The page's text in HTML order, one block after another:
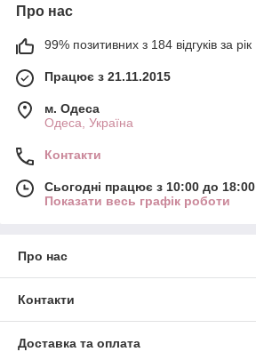
Про нас
99% позитивних з 184 відгуків за рік
Працює з 21.11.2015
м. Одеса
Одеса, Україна
Контакти
Сьогодні працює з 10:00 до 18:00
Показати весь графік роботи
Про нас
Контакти
Доставка та оплата